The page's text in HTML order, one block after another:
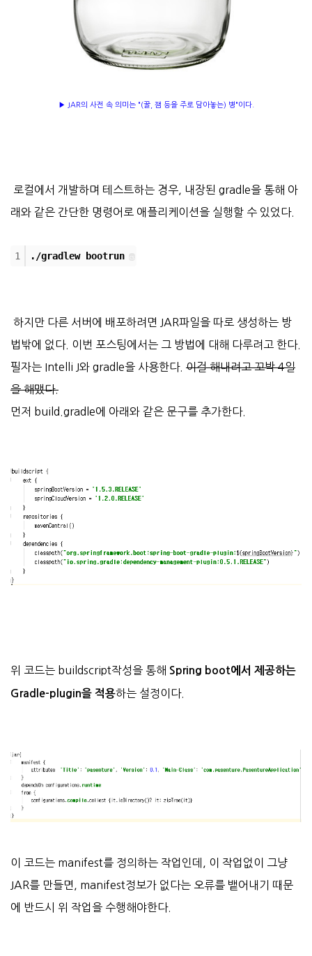
▶ JAR의 사전 속 의미는 "(꿀, 잼 등을 주로 담아놓는) 병"이다.
로컬에서 개발하며 테스트하는 경우, 내장된 gradle을 통해 아
래와 같은 간단한 명령어로 애플리케이션을 실행할 수 있었다.
1 ./gradlew bootrun
하지만 다른 서버에 배포하려면 JAR파일을 따로 생성하는 방
법밖에 없다. 이번 포스팅에서는 그 방법에 대해 다루려고 한다.
필자는 Intelli J와 gradle을 사용한다. 이걸 해내려고 꼬박 4일
을 해맸다.
먼저 build.gradle에 아래와 같은 문구를 추가한다.
위 코드는 buildscript작성을 통해 Spring boot에서 제공하는
Gradle-plugin을 적용하는 설정이다.
이 코드는 manifest를 정의하는 작업인데, 이 작업없이 그냥
JAR를 만들면, manifest정보가 없다는 오류를 뱉어내기 때문
에 반드시 위 작업을 수행해야한다.